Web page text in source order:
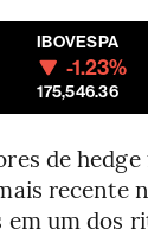
IBOVESPA
-1.23%
175,546.36
de
recente
em um dos